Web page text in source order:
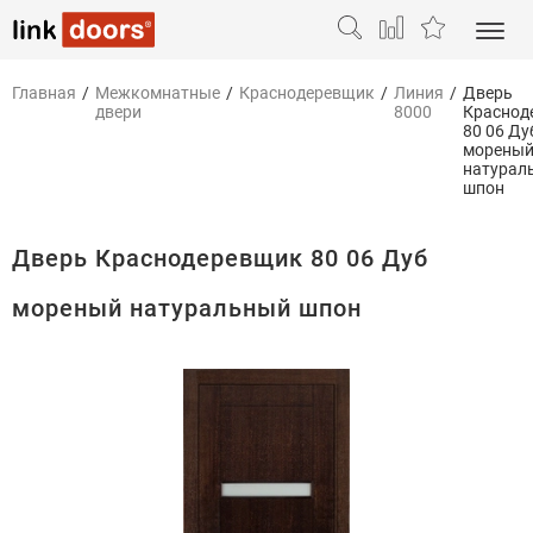
Главная / Межкомнатные
двери
/ Краснодеревщик / Линия
8000
/ Дверь
80 06
мореный
шпон
Дверь Краснодеревщик 80 06 Дуб
мореный натуральный шпон